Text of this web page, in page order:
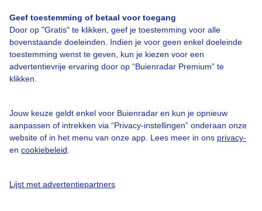
Geef toestemming of betaal voor toegang
Door op "Gratis" te klikken, geef je toestemming voor alle
bovenstaande doeleinden. Indien je voor geen enkel doeleinde
toestemming wenst te geven, kun je kiezen voor een
advertentievrije ervaring door op “Buienradar Premium” te
klikken.
Jouw keuze geldt enkel voor Buienradar en kun je opnieuw
aanpassen of intrekken via “Privacy-instellingen” onderaan onze
website of in het menu van onze app. Lees meer in ons privacy-
en cookiebeleid
Lijst met advertentiepartners
Contact
Toegankelijkheid
Gebruikersvoorwaarden
Adverteren
Privacy beleid
Cookie beleid